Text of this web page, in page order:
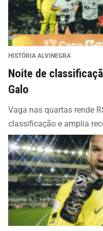
HISTÓRIA ALVINEGRA
Noite de
Galo
Vaga nas quartas rende
classificação e amplia